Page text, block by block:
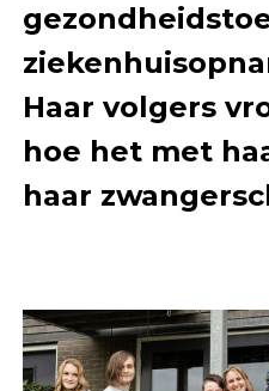
Haar volgers
hoe het met
haar